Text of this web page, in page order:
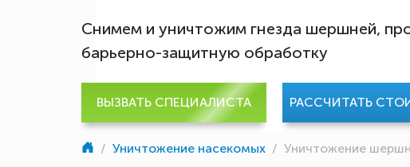
Снимем и уничтожим гнезда шершней,
барьерно-защитную обработку
ВЫЗВАТЬ СПЕЦИАЛИСТА РАССЧИТАТЬ
/ Уничтожение насекомых / Уничтожение